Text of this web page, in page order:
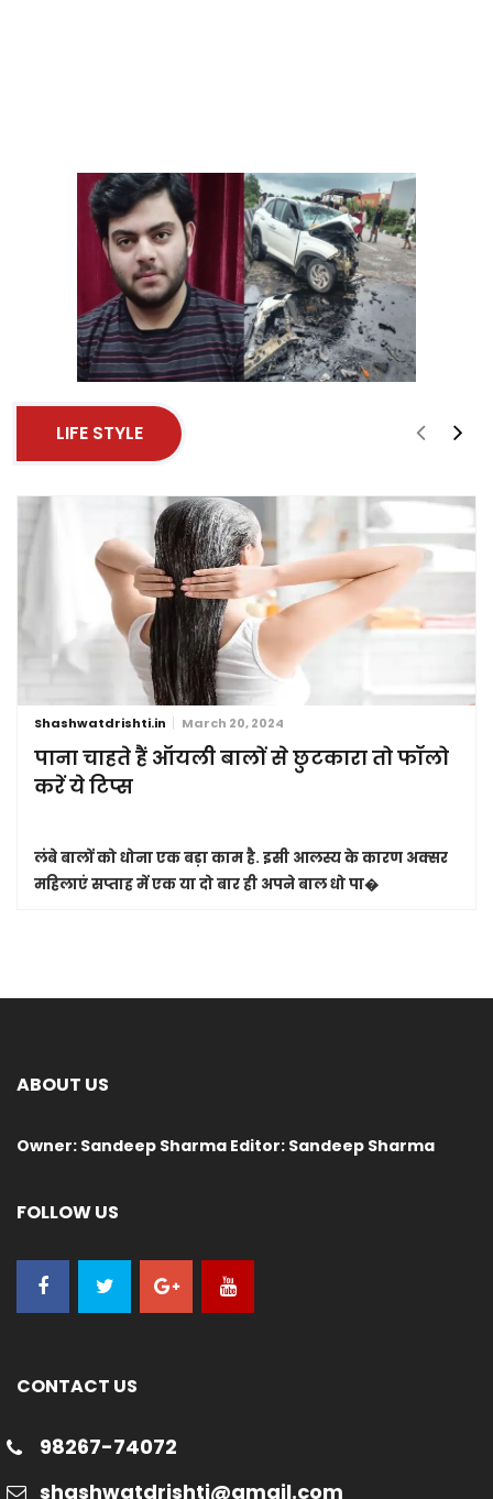
LIFE STYLE
Shashwatdrishti.in March 20, 2024
पाना चाहते हैं ऑयली बालों से छुटकारा तो फॉलो
करें ये टिप्स
लंबे बालों को धोना एक बड़ा काम है. इसी आलस्य के कारण अक्सर
महिलाएं सप्ताह में एक या दो बार ही अपने बाल धो पा�
ABOUT US
Owner: Sandeep Sharma Editor: Sandeep Sharma
FOLLOW US
CONTACT US
98267-74072
shashwatdrishti@gmail.com